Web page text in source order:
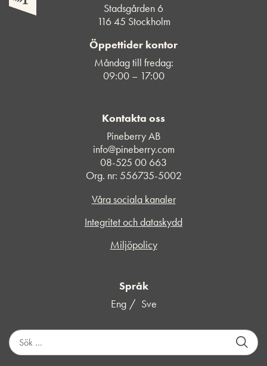
Stadsgården 6
116 45 Stockholm
Öppettider kontor
Måndag till fredag:
09:00 – 17:00
Kontakta oss
Pineberry AB
info@pineberry.com
08-525 00 663
Org. nr: 556735-5002
Våra sociala kanaler
Integritet och dataskydd
Miljöpolicy
Språk
Eng
Sve
S
ö
k